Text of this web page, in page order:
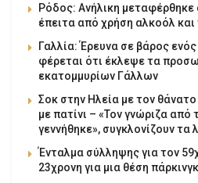
Ρόδος: Ανήλικη μεταφέρθηκε
έπειτα από χρήση αλκοόλ
Γαλλία: Έρευνα σε βάρος
φέρεται ότι έκλεψε τα
εκατομμυρίων Γάλλων
Σοκ στην Ηλεία με τον
με πατίνι – «Τον γνώριζα από
γεννήθηκε», συγκλονίζουν τα
Ένταλμα σύλληψης για τον
23χρονη για μια θέση